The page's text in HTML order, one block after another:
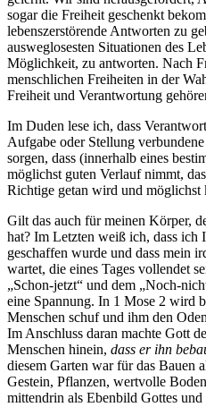
sogar die Freiheit geschenkt
lebenszerstörende Antworten zu
ausweglosesten Situationen des
Möglichkeit, zu antworten. Nach
menschlichen Freiheiten in der
Freiheit und Verantwortung
Im Duden lese ich, dass
Aufgabe oder Stellung
sorgen, dass (innerhalb eines
möglichst guten Verlauf nimmt,
Richtige getan wird und möglichst
Gilt das auch für meinen Körper,
hat? Im Letzten weiß ich, dass ich
geschaffen wurde und dass mein
wartet, die eines Tages vollendet
„Schon-jetzt“ und dem „Noch-
eine Spannung. In 1 Mose 2 wird
Menschen schuf und ihm den
Im Anschluss daran machte Gott
Menschen hinein, dass er ihn
diesem Garten war für das Bauen
Gestein, Pflanzen, wertvolle
mittendrin als Ebenbild Gottes und